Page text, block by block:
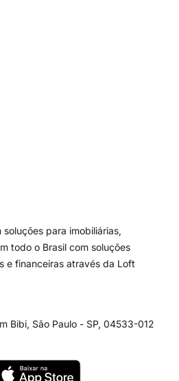
para imobiliárias,
todo o Brasil com soluções
e financeiras através da Loft
Bibi, São Paulo - SP, 04533-012